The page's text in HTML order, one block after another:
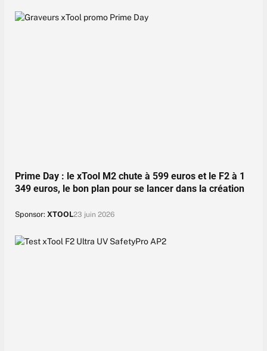
Prime Day : le xTool M2 chute à 599 euros et le F2 à 1
349 euros, le bon plan pour se lancer dans la création
Sponsor: XTOOL23 juin 2026